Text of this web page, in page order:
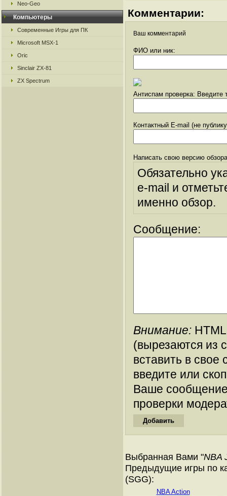
Neo-Geo
Компьютеры
Современные Игры для ПК
Microsoft MSX-1
Oric
Sinclair ZX-81
ZX Spectrum
Комментарии:
Ваш комментарий
ФИО или ник:
Антиспам проверка: Введите
Контактный E-mail (не
Написать свою версию
Обязательно
e-mail и
именно обзор.
Сообщение:
Внимание:
(вырезаются из
вставить в
введите или
Ваше
проверки
Выбранная Вами "NBA
Предыдущие игры по
(SGG):
NBA Action